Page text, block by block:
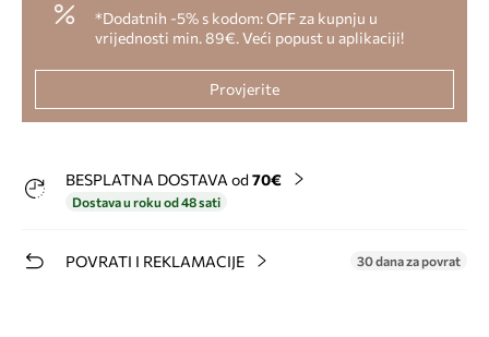
*Dodatnih -5% s kodom: OFF za kupnju u
vrijednosti min. 89€. Veći popust u aplikaciji!
Provjerite
BESPLATNA DOSTAVA od 70€
Dostava u roku od 48 sati
POVRATI I REKLAMACIJE 30 dana za povrat